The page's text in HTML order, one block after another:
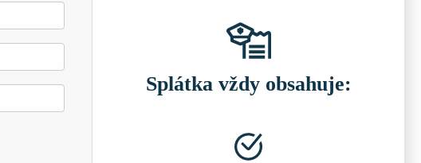
Splátka vždy obsahuje: